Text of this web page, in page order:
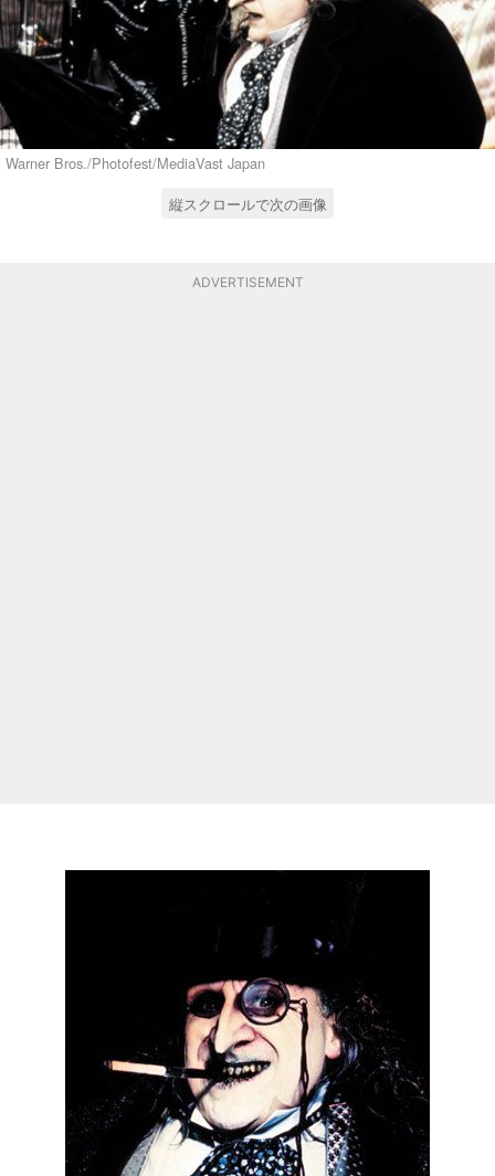
Warner Bros./Photofest/MediaVast Japan
縦スクロールで次の画像
ADVERTISEMENT